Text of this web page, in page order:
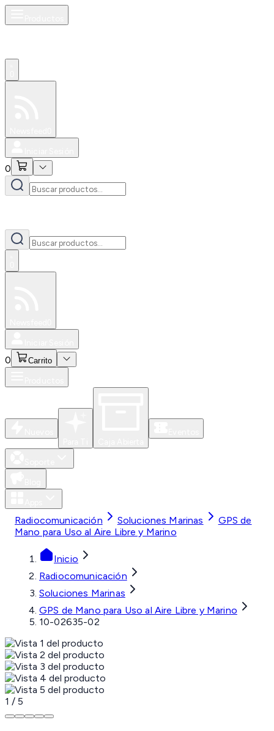
0
0 Carrito
Radiocomunicación Soluciones Marinas
GPS de
Mano para Uso al Aire Libre y Marino
Inicio
Radiocomunicación
Soluciones Marinas
GPS de Mano para Uso al Aire Libre y Marino
10-02635-02
1 / 5